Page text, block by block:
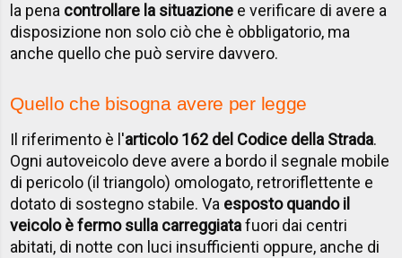
la pena controllare la situazione e verificare di avere a
disposizione non solo ciò che è obbligatorio, ma
anche quello che può servire davvero.
Quello che bisogna avere per legge
Il riferimento è l'articolo 162 del Codice della Strada.
Ogni autoveicolo deve avere a bordo il segnale mobile
di pericolo (il triangolo) omologato, retroriflettente e
dotato di sostegno stabile. Va esposto quando il
veicolo è fermo sulla carreggiatafuori dai centri
abitati, di notte con luci insufficienti oppure, anche di